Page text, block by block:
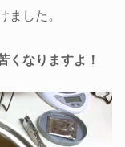
ました。
くなりますよ！